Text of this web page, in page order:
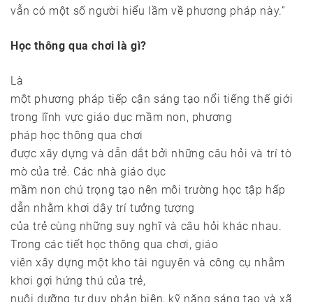
vẫn có một số người hiểu lầm về phương pháp này.”
Học thông qua chơi là gì?
Là
một phương pháp tiếp cận sáng tạo nổi tiếng thế giới
trong lĩnh vực giáo dục mầm non, phương
pháp học thông qua chơi
được xây dựng và dẫn dắt bởi những câu hỏi và trí tò
mò của trẻ. Các nhà giáo dục
mầm non chú trọng tạo nên môi trường học tập hấp
dẫn nhằm khơi dậy trí tưởng tượng
của trẻ cùng những suy nghĩ và câu hỏi khác nhau.
Trong các tiết học thông qua chơi, giáo
viên xây dựng một kho tài nguyên và công cụ nhằm
khơi gợi hứng thú của trẻ,
nuôi dưỡng tư duy phản biện, kỹ năng sáng tạo và xã